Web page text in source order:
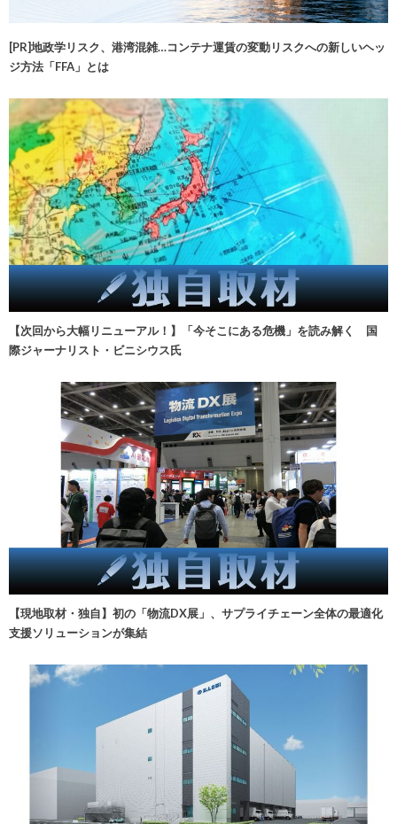
[PR]地政学リスク、港湾混雑…コンテナ運賃の変動リスクへの新しいヘッ
ジ方法「FFA」とは
【次回から大幅リニューアル！】「今そこにある危機」を読み解く 国
際ジャーナリスト・ビニシウス氏
【現地取材・独自】初の「物流DX展」、サプライチェーン全体の最適化
支援ソリューションが集結